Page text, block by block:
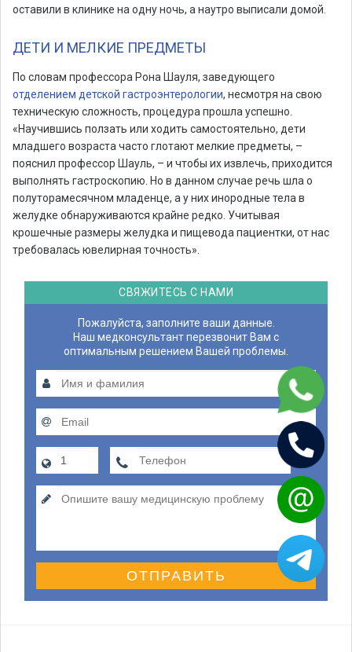
оставили в клинике на одну ночь, а наутро выписали домой.
ДЕТИ И МЕЛКИЕ ПРЕДМЕТЫ
По словам профессора Рона Шауля, заведующего
отделением детской гастроэнтерологии, несмотря на свою
техническую сложность, процедура прошла успешно.
«Научившись ползать или ходить самостоятельно, дети
младшего возраста часто глотают мелкие предметы, –
пояснил профессор Шауль, – и чтобы их извлечь, приходится
выполнять гастроскопию. Но в данном случае речь шла о
полуторамесячном младенце, а у них инородные тела в
желудке обнаруживаются крайне редко. Учитывая
крошечные размеры желудка и пищевода пациентки, от нас
требовалась ювелирная точность».
СВЯЖИТЕСЬ С НАМИ
Пожалуйста, заполните ваши данные.
Наш медконсультант перезвонит Вам с
оптимальным решением Вашей проблемы.
ОТПРАВИТЬ